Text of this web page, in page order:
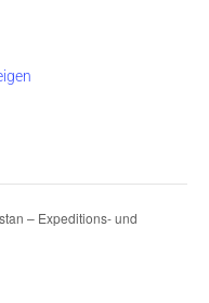
– Expeditions- und